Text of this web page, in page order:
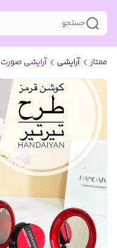
جستجو
ممتاز آرایشی آرایشی صورت